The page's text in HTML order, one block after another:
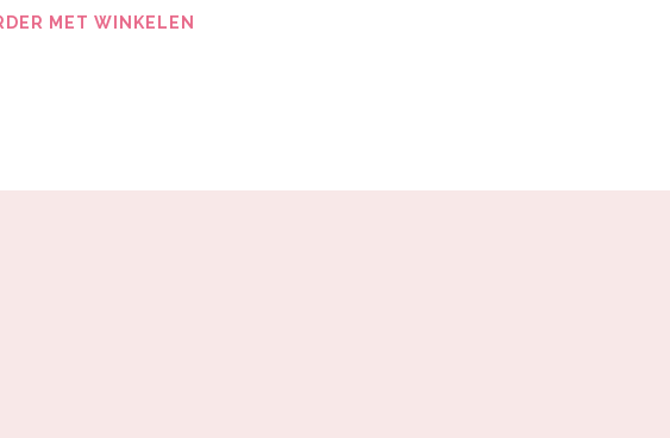
MET WINKELEN